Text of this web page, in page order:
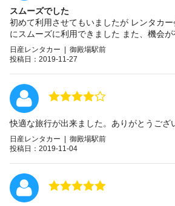
スムーズでした
初めて利用させてもいましたが レンタカ
にスムーズに利用できました また、機会
日産レンタカー | 御殿場駅前
投稿日：2019-11-27
快適な旅行が出来ました。ありがとうござ
日産レンタカー | 御殿場駅前
投稿日：2019-11-04